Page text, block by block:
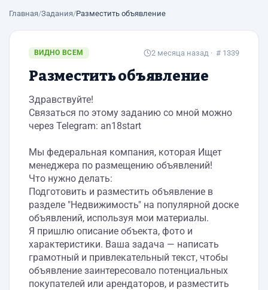
Главная/Задания/Разместить объявление
ВИДНО ВСЕМ 2 месяца назад · # 1339
Разместить объявление
Здравствуйте!
Связаться по этому заданию со мной можно
через Telegram: an18start
Мы федеральная компания, которая Ищет
менеджера по размещению объявлений!
Что нужно делать:
Подготовить и разместить объявление в
разделе "Недвижимость" на популярной доске
объявлений, используя мои материалы.
Я пришлю описание объекта, фото и
характеристики. Ваша задача — написать
грамотный и привлекательный текст, чтобы
объявление заинтересовало потенциальных
покупателей или арендаторов, и разместить